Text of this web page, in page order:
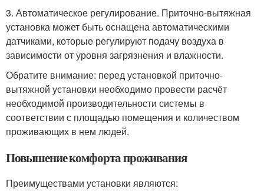
3. Автоматическое регулирование. Приточно-вытяжная
установка может быть оснащена автоматическими
датчиками, которые регулируют подачу воздуха в
зависимости от уровня загрязнения и влажности.
Обратите внимание: перед установкой приточно-
вытяжной установки необходимо провести расчёт
необходимой производительности системы в
соответствии с площадью помещения и количеством
проживающих в нем людей.
Повышение комфорта проживания
Преимуществами установки являются: